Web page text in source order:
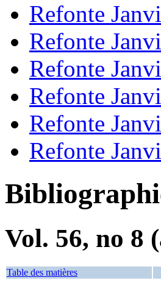
Refonte
Refonte
Refonte
Refonte
Refonte
Refonte
Vol. 56, no 8
Table des matières